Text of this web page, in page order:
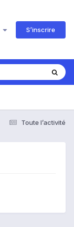
S’inscrire
Toute l’activité